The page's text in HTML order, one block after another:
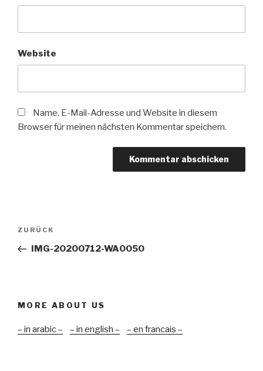
Website
Name, E-Mail-Adresse und Website in diesem
Browser für meinen nächsten Kommentar speichern.
Beitragsnavigation
Vorheriger
Beitrag
ZURÜCK
IMG-20200712-WA0050
MORE ABOUT US
– in arabic – – in english – – en francais –